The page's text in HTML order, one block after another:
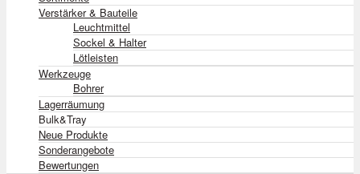
Verstärker & Bauteile
Leuchtmittel
Sockel & Halter
Lötleisten
Werkzeuge
Bohrer
Lagerräumung
Bulk&Tray
Neue Produkte
Sonderangebote
Bewertungen